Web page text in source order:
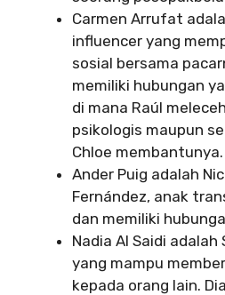
Carmen Arrufat
influencer yang
sosial bersama
memiliki hubungan
di mana Raúl
psikologis maupun
Chloe membantunya.
Ander Puig adalah
Fernández, anak
dan memiliki
Nadia Al Saidi
yang mampu
kepada orang lain.